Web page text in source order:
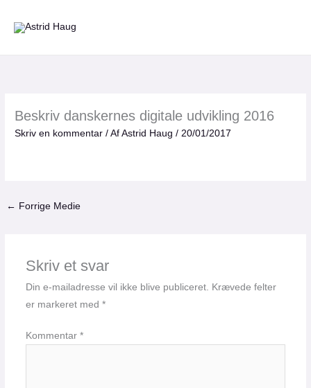
Beskriv danskernes digitale udvikling 2016
Skriv en kommentar / AfAstrid Haug/20/01/2017
← Forrige Medie
Skriv et svar
Din e-mailadresse vil ikke blive publiceret. Krævede felter
er markeret med *
Kommentar *